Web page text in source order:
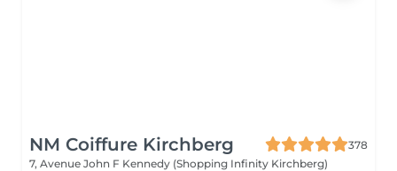
NM Coiffure Kirchberg
378
7, Avenue John F Kennedy (Shopping Infinity Kirchberg)